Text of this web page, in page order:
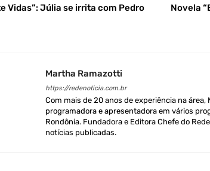
Vidas”: Júlia se irrita com Pedro
Novela
Martha Ramazotti
https://redenoticia.com.br
Com mais de 20 anos de experiência na
programadora e apresentadora em vários
Rondônia. Fundadora e Editora Chefe do
notícias publicadas.